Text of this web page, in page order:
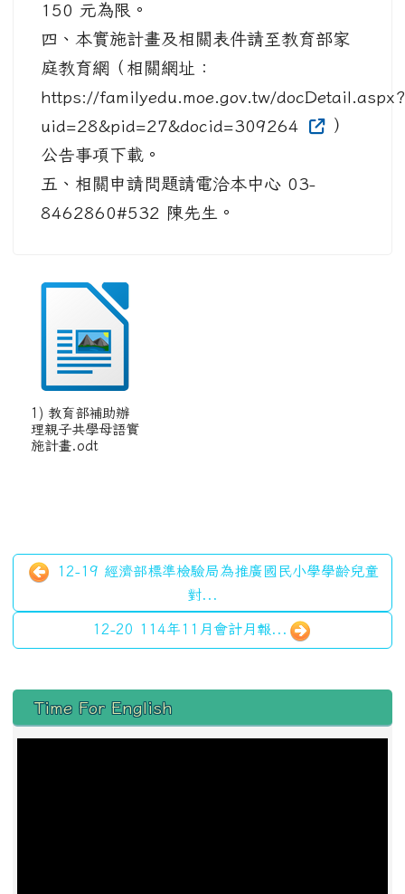
150 元為限。
四、本實施計畫及相關表件請至教育部家
庭教育網（相關網址：
https://familyedu.moe.gov.tw/docDetail.aspx?
uid=28&pid=27&docid=309264
）
公告事項下載。
五、相關申請問題請電洽本中心 03-
8462860#532 陳先生。
1) 教育部補助辦
理親子共學母語實
施計畫.odt
12-19 經濟部標準檢驗局為推廣國民小學學齡兒童
對...
12-20 114年11月會計月報...
左邊區域內容
Time For English